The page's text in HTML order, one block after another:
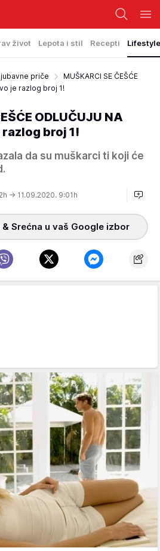
život Lepota i stil Recepti Lifestyle
priče
MUŠKARCI SE ČEŠĆE
je razlog broj 1!
ODLUČUJU NA
razlog broj 1!
da su muškarci ti koji će
→ 11.09.2020. 9:01h
Srećna u vaš Google izbor